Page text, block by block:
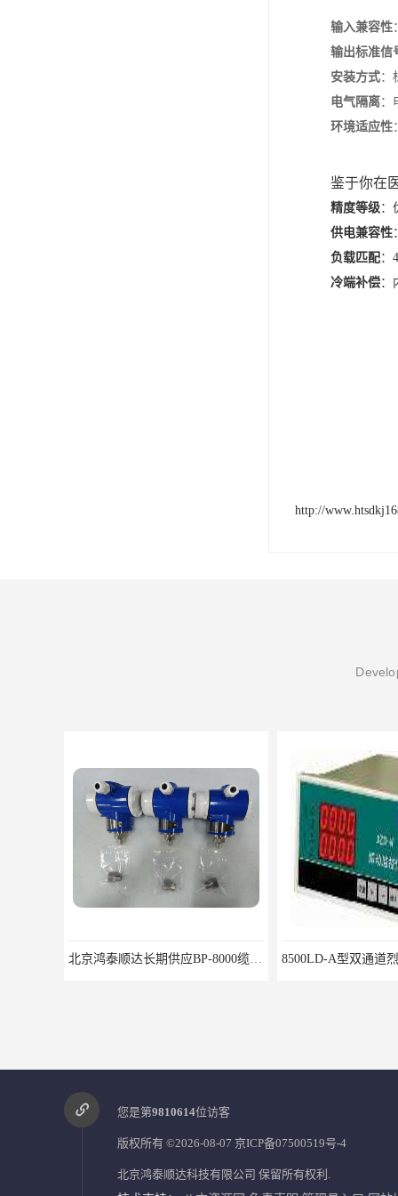
输入兼容性
输出标准信
安装方式：
电气隔离：
环境适应性
鉴于你在
精度等级：
供电兼容性
负载匹配：
冷端补偿：
http://
您是第9810614位访客
版权所有 ©2026-08-07 京ICP备07500519号-4
北京鸿泰顺达科技有限公司 保留所有权利.